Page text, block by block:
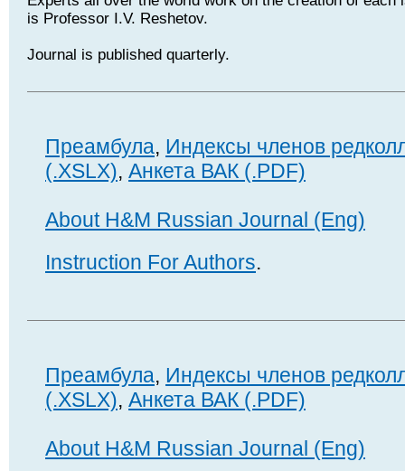
is Professor I.V. Reshetov.
Journal is published quarterly.
Преамбула, Индексы членов
(.XSLX), Анкета ВАК (.PDF)
About H&M Russian Journal (Eng)
Instruction For Authors.
Преамбула, Индексы членов
(.XSLX), Анкета ВАК (.PDF)
About H&M Russian Journal (Eng)